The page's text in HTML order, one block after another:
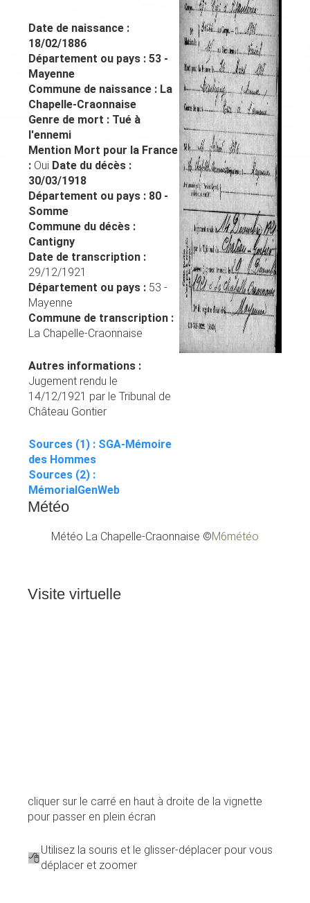
Date de naissance :
18/02/1886
Département ou pays : 53 -
Mayenne
Commune de naissance : La
Chapelle-Craonnaise
Genre de mort : Tué à
l'ennemi
Mention Mort pour la France
: Oui Date du décès :
30/03/1918
Département ou pays : 80 -
Somme
Commune du décès :
Cantigny
Date de transcription :
29/12/1921
Département ou pays : 53 -
Mayenne
Commune de transcription :
La Chapelle-Craonnaise
Autres informations :
Jugement rendu le
14/12/1921 par le Tribunal de
Château Gontier
Sources (1) : SGA-Mémoire
des Hommes
Sources (2) :
MémorialGenWeb
Météo
Météo La Chapelle-Craonnaise ©M6météo
Visite virtuelle
cliquer sur le carré en haut à droite de la vignette
pour passer en plein écran
Utilisez la souris et le glisser-déplacer pour vous
déplacer et zoomer